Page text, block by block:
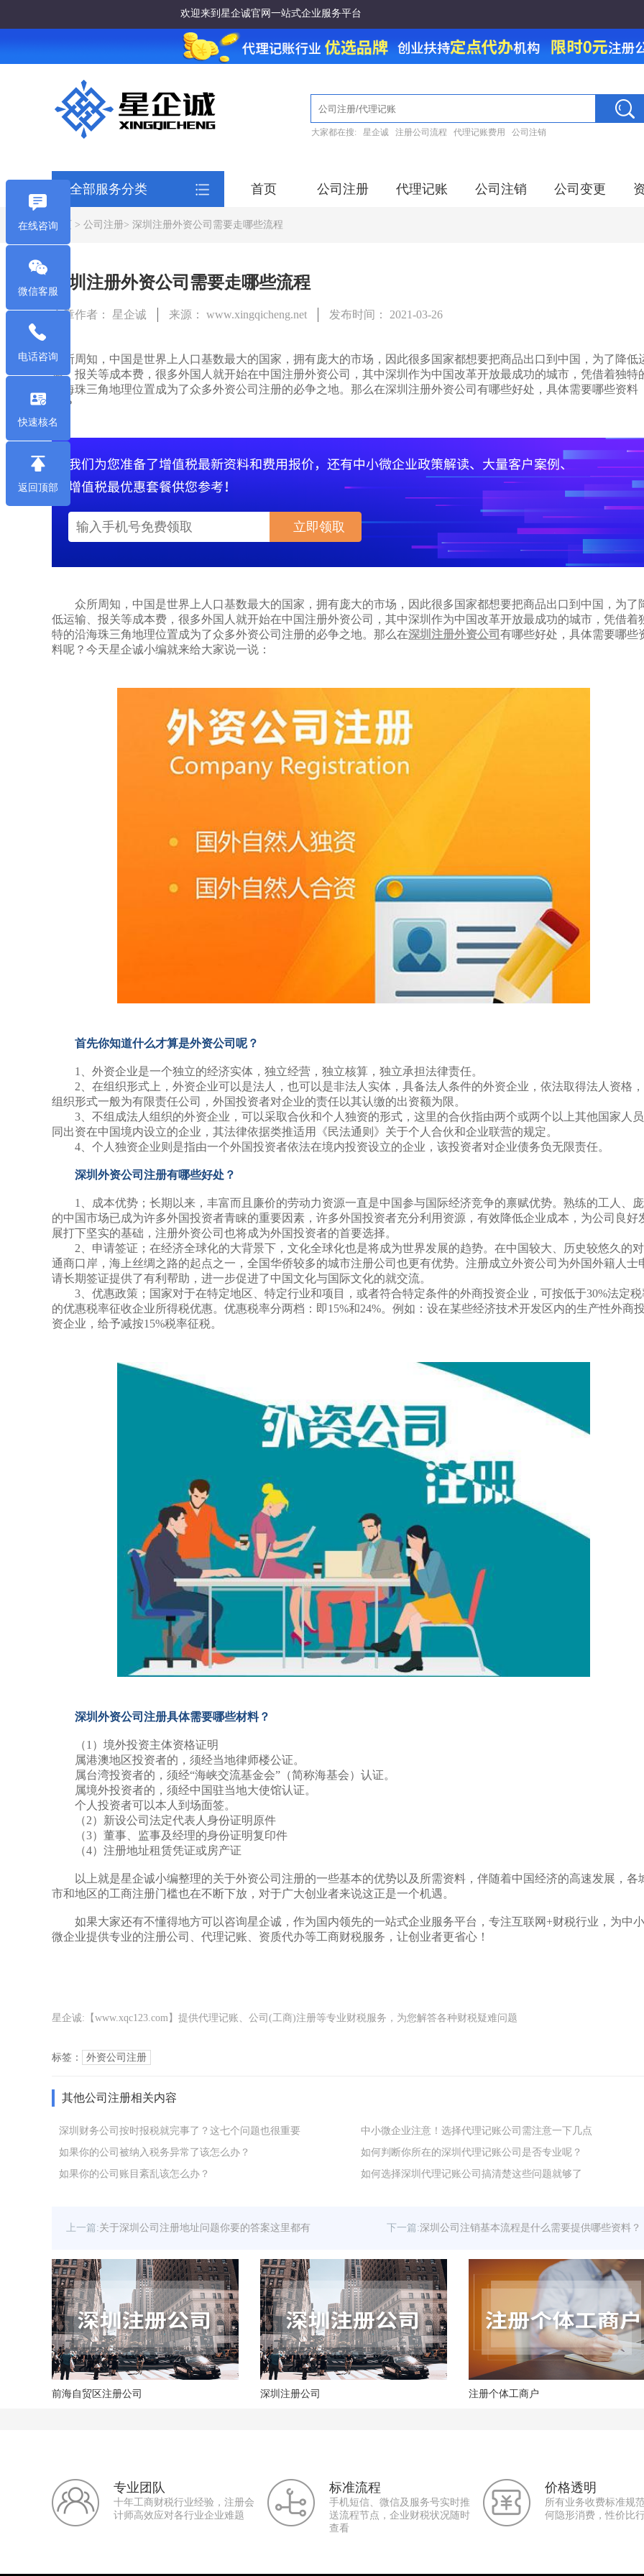
欢迎来到星企诚官网一站式企业服务平台
大家都在搜: 星企诚 注册公司流程 代理记账费用 公司注销
全部服务分类 首页 公司注册 代理记账 公司注销 公司变更
在线咨询
微信客服
电话咨询
快速核名
返回顶部
首页 > 公司注册> 深圳注册外资公司需要走哪些流程
深圳注册外资公司需要走哪些流程
文章作者： 星企诚 来源： www.xingqicheng.net 发布时间： 2021-03-26
众所周知，中国是世界上人口基数最大的国家，拥有庞大的市场，因此很多国家都想要把商品出口到中国，为了降低
输、报关等成本费，很多外国人就开始在中国注册外资公司，其中深圳作为中国改革开放最成功的城市，凭借着独特
沿海珠三角地理位置成为了众多外资公司注册的必争之地。那么在深圳注册外资公司有哪些好处，具体需要哪些资料
呢？
立即领取
众所周知，中国是世界上人口基数最大的国家，拥有庞大的市场，因此很多国家都想要把商品出口到中国，为了
低运输、报关等成本费，很多外国人就开始在中国注册外资公司，其中深圳作为中国改革开放最成功的城市，凭借着
特的沿海珠三角地理位置成为了众多外资公司注册的必争之地。那么在深圳注册外资公司 有哪些好处，具体需要哪些
料呢？今天星企诚小编就来给大家说一说：
首先你知道什么才算是外资公司呢？
1、外资企业是一个独立的经济实体，独立经营，独立核算，独立承担法律责任。
2、在组织形式上，外资企业可以是法人，也可以是非法人实体，具备法人条件的外资企业，依法取得法人资格
组织形式一般为有限责任公司，外国投资者对企业的责任以其认缴的出资额为限。
3、不组成法人组织的外资企业，可以采取合伙和个人独资的形式，这里的合伙指由两个或两个以上其他国家人
同出资在中国境内设立的企业，其法律依据类推适用《民法通则》关于个人合伙和企业联营的规定。
4、个人独资企业则是指由一个外国投资者依法在境内投资设立的企业，该投资者对企业债务负无限责任。
深圳外资公司注册有哪些好处？
1、成本优势；长期以来，丰富而且廉价的劳动力资源一直是中国参与国际经济竞争的禀赋优势。熟练的工人、
的中国市场已成为许多外国投资者青睐的重要因素，许多外国投资者充分利用资源，有效降低企业成本，为公司良好
展打下坚实的基础，注册外资公司也将成为外国投资者的首要选择。
2、申请签证；在经济全球化的大背景下，文化全球化也是将成为世界发展的趋势。在中国较大、历史较悠久的
通商口岸，海上丝绸之路的起点之一，全国华侨较多的城市注册公司也更有优势。注册成立外资公司为外国外籍人士
请长期签证提供了有利帮助，进一步促进了中国文化与国际文化的就交流。
3、优惠政策；国家对于在特定地区、特定行业和项目，或者符合特定条件的外商投资企业，可按低于30%法定税
的优惠税率征收企业所得税优惠。优惠税率分两档：即15%和24%。例如：设在某些经济技术开发区内的生产性外商
资企业，给予减按15%税率征税。
深圳外资公司注册具体需要哪些材料？
（1）境外投资主体资格证明
属港澳地区投资者的，须经当地律师楼公证。
属台湾投资者的，须经“海峡交流基金会”（简称海基会）认证。
属境外投资者的，须经中国驻当地大使馆认证。
个人投资者可以本人到场面签。
（2）新设公司法定代表人身份证明原件
（3）董事、监事及经理的身份证明复印件
（4）注册地址租赁凭证或房产证
以上就是星企诚小编整理的关于外资公司注册的一些基本的优势以及所需资料，伴随着中国经济的高速发展，各
市和地区的工商注册门槛也在不断下放，对于广大创业者来说这正是一个机遇。
如果大家还有不懂得地方可以咨询星企诚，作为国内领先的一站式企业服务平台，专注互联网+财税行业，为中小
微企业提供专业的注册公司、代理记账、资质代办等工商财税服务，让创业者更省心！
星企诚:【www.xqc123.com】提供代理记账、公司(工商)注册等专业财税服务，为您解答各种财税疑难问题
标签： 外资公司注册
其他公司注册相关内容
深圳财务公司按时报税就完事了？这七个问题也很重要
如果你的公司被纳入税务异常了该怎么办？
如果你的公司账目紊乱该怎么办？
中小微企业注意！选择代理记账公司需注意一下几点
如何判断你所在的深圳代理记账公司是否专业呢？
如何选择深圳代理记账公司搞清楚这些问题就够了
上一篇:关于深圳公司注册地址问题你要的答案这里都有 下一篇:深圳公司注销基本流程是什么需要提供哪些资料？
前海自贸区注册公司 深圳注册公司 注册个体工商户
专业团队
十年工商财税行业经验，注册会
计师高效应对各行业企业难题
标准流程
手机短信、微信及服务号实时推
送流程节点，企业财税状况随时
查看
价格透明
所有业务收费标准规
何隐形消费，性价比